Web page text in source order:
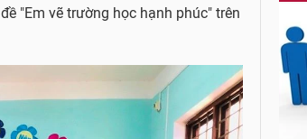
"Em vẽ trường học hạnh phúc" trên